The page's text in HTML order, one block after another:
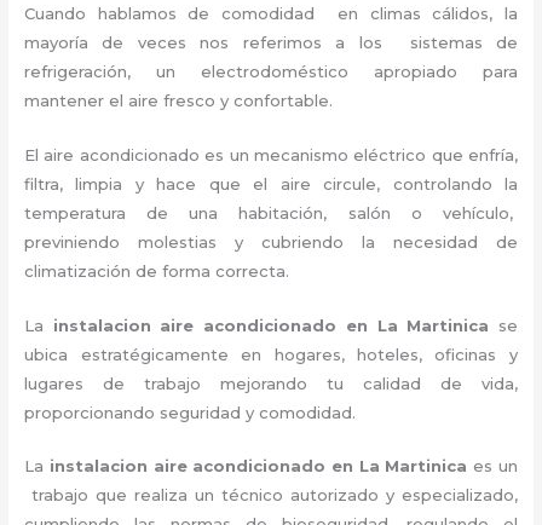
Cuando hablamos de comodidad en climas cálidos, la
mayoría de veces nos referimos a los sistemas de
refrigeración, un electrodoméstico apropiado para
mantener el aire fresco y confortable.
El aire acondicionado es un mecanismo eléctrico que enfría,
filtra, limpia y hace que el aire circule, controlando la
temperatura de una habitación, salón o vehículo,
previniendo molestias y cubriendo la necesidad de
climatización de forma correcta.
La instalacion aire acondicionado en La Martinica se
ubica estratégicamente en hogares, hoteles, oficinas y
lugares de trabajo
mejorando tu calidad de vida,
proporcionando seguridad y comodidad.
La instalacion aire acondicionado en La Martinica es un
trabajo que realiza un técnico autorizado y especializado,